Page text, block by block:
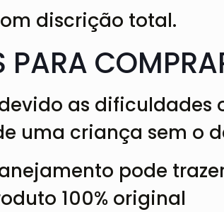
discrição total.
PARA
as dificuldades
uma criança sem o
pode
100% original